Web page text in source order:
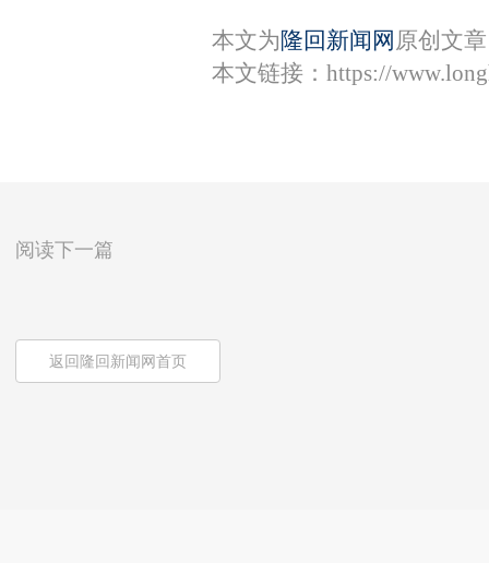
本文为 隆回新闻网 原创文
本文链接： https://
阅读下一篇
返回隆回新闻网首页